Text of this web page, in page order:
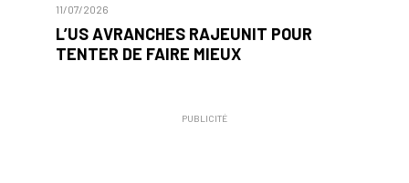
11/07/2026
L’US AVRANCHES RAJEUNIT POUR
TENTER DE FAIRE MIEUX
PUBLICITÉ